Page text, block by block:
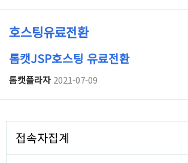
호스팅유료전환
톰캣JSP호스팅 유료전환
톰캣플라자 2021-07-09
접속자집계